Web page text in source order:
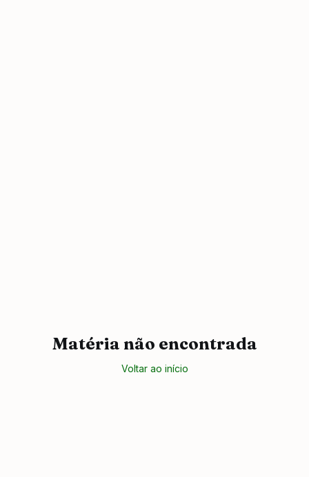
Matéria não encontrada
Voltar ao início